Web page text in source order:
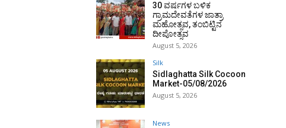
30 ವರ್ಷಗಳ ಬಳಿಕ
ಗ್ರಾಮದೇವತೆಗಳ ಜಾತ್ರಾ
ಮಹೋತ್ಸವ, ತಂಬಿಟ್ಟಿನ
ದೀಪೋತ್ಸವ
August 5, 2026
Silk
Sidlaghatta Silk Cocoon
Market-05/08/2026
August 5, 2026
News